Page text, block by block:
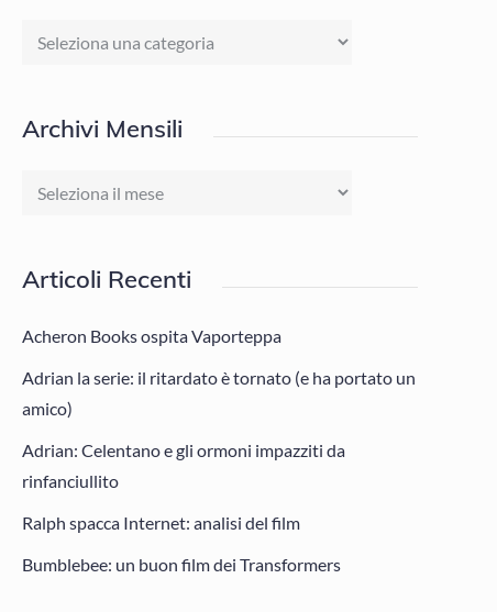
Categorie
Archivi Mensili
Archivi
Articoli Recenti
Acheron Books ospita Vaporteppa
Adrian la serie: il ritardato è tornato (e ha portato un
amico)
Adrian: Celentano e gli ormoni impazziti da
rinfanciullito
Ralph spacca Internet: analisi del film
Bumblebee: un buon film dei Transformers